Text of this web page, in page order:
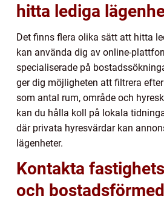
hitta lediga
Det finns flera olika sätt att hitta
kan använda dig av online-
specialiserade på
ger dig möjligheten att filtrera
som antal rum, område och
kan du hålla koll på lokala
där privata hyresvärdar kan
lägenheter.
Kontakta
och